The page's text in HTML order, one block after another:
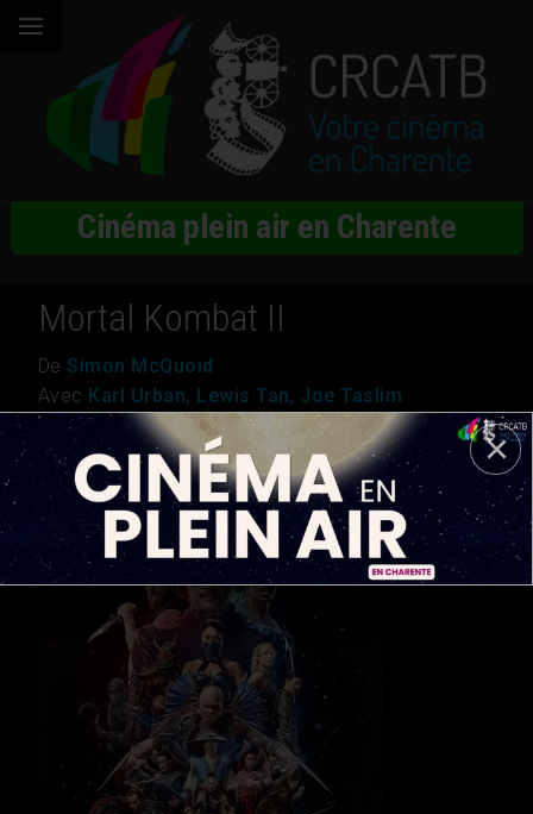
Cinéma plein air en Charente
Mortal Kombat II
De Simon McQuoid
Avec Karl Urban, Lewis Tan, Joe Taslim
Genre
Action, Aventure
NationalitéUSA
Durée1h 56